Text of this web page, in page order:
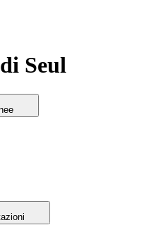
Seul